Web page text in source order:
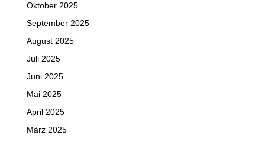
Oktober 2025
September 2025
August 2025
Juli 2025
Juni 2025
Mai 2025
April 2025
März 2025